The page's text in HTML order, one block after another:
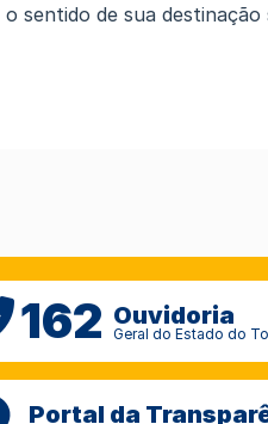
sentido de sua
162 Ouvidoria
Geral do Estado do
Portal da